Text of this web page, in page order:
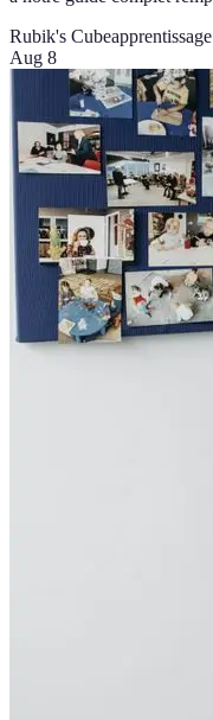
Rubik's Cubeapprentissage
Aug 8